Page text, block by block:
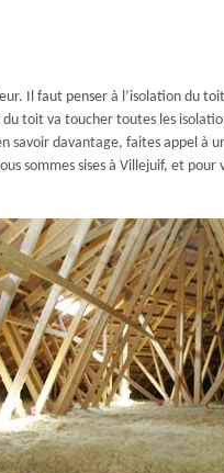
Il faut penser à l’isolation du
toit va toucher toutes les
savoir davantage, faites appel à
sommes sises à Villejuif, et pour